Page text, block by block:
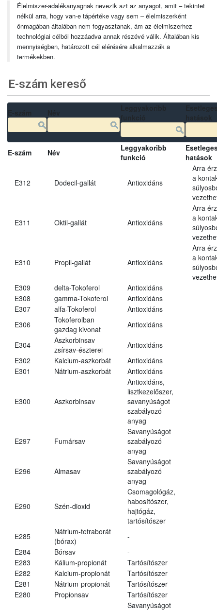
Élelmiszer-adalékanyagnak nevezik azt az anyagot, amit – tekintet
nélkül arra, hogy van-e tápértéke vagy sem – élelmiszerként
önmagában általában nem fogyasztanak, ám az élelmiszerhez
technológiai célból hozzáadva annak részévé válik. Általában kis
mennyiségben, határozott cél elérésére alkalmazzák a
termékekben.
E-szám kereső
E-szám Név
Leggyakoribb
funkció
hatások
E312 Dodecil-gallát Antioxidáns
Arra
a
E311 Oktil-gallát Antioxidáns
Arra
a
E310 Propil-gallát Antioxidáns
Arra
a
E309
delta-Tokoferol
Antioxidáns
E308
gamma-Tokoferol
Antioxidáns
E307
alfa-Tokoferol
Antioxidáns
E306
Tokoferolban
gazdag kivonat
Antioxidáns
E304
Aszkorbinsav
zsírsav-észterei
Antioxidáns
E302
Kalcium-aszkorbát
Antioxidáns
E301
Nátrium-aszkorbát Antioxidáns
E300 Aszkorbinsav
Antioxidáns,
lisztkezelőszer,
savanyúságot
szabályozó
anyag
E297 Fumársav
Savanyúságot
szabályozó
anyag
E296 Almasav
Savanyúságot
szabályozó
anyag
E290 Szén-dioxid
Csomagológáz,
habosítószer,
hajtógáz,
tartósítószer
E285
Nátrium-tetraborát
(bórax)
-
E284
Bórsav
-
E283
Kálium-propionát
Tartósítószer
E282
Kalcium-propionát
Tartósítószer
E281
Nátrium-propionát
Tartósítószer
E280
Propionsav Tartósítószer
Savanyúságot